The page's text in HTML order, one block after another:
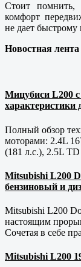
Стоит помнить,
комфорт
не дает быстрому
Новостная лента
Мицубиси L200 с
характеристики
Полный обзор
моторами: 2.4L
(181 л.с.), 2.5L
Mitsubishi L200
бензиновый и
Mitsubishi L200
настоящим
Сочетая в себе
Mitsubishi L200